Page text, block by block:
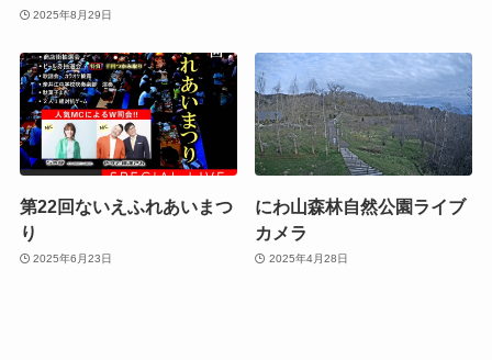
2025年8月29日
第22回ないえふれあいまつ
り
2025年6月23日
にわ山森林自然公園ライブ
カメラ
2025年4月28日